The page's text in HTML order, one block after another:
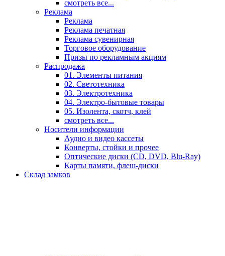
смотреть все...
Реклама
Реклама
Реклама печатная
Реклама сувенирная
Торговое оборудование
Призы по рекламным акциям
Распродажа
01. Элементы питания
02. Светотехника
03. Электротехника
04. Электро-бытовые товары
05. Изолента, скотч, клей
смотреть все...
Носители информации
Аудио и видео кассеты
Конверты, стойки и прочее
Оптические диски (CD, DVD, Blu-Ray)
Карты памяти, флеш-диски
Склад замков